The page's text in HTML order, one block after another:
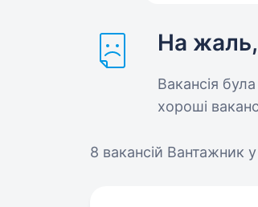
На жаль,
Вакансія
хороші
8 вакансій Вантажник